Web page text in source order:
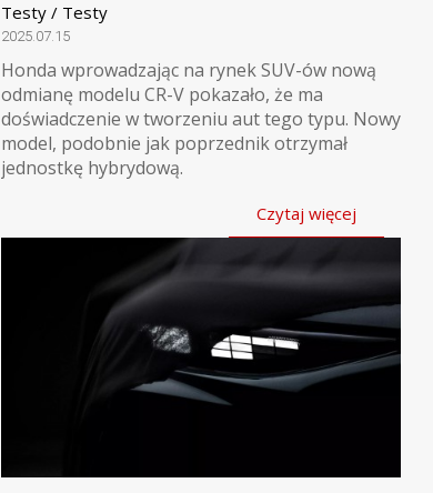
Testy / Testy
2025.07.15
Honda wprowadzając na rynek SUV-ów nową
odmianę modelu CR-V pokazało, że ma
doświadczenie w tworzeniu aut tego typu. Nowy
model, podobnie jak poprzednik otrzymał
jednostkę hybrydową.
Czytaj więcej